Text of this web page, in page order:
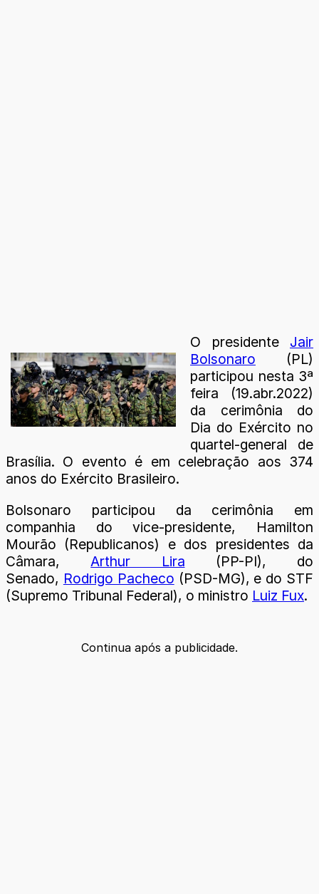
O presidente Jair
Bolsonaro (PL)
participou nesta 3ª
feira (19.abr.2022)
da cerimônia do
Dia do Exército no
quartel-general de
Brasília. O evento é em celebração aos 374
anos do Exército Brasileiro.
Bolsonaro participou da cerimônia em
companhia do vice-presidente, Hamilton
Mourão (Republicanos) e dos presidentes da
Câmara, Arthur Lira (PP-PI), do
Senado, Rodrigo Pacheco (PSD-MG), e do STF
(Supremo Tribunal Federal), o ministro Luiz Fux.
Continua após a publicidade.